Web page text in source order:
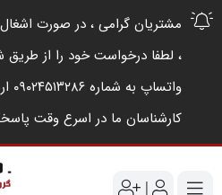
مشتریان گرامی ، در صورت
، لطفا درخواست خود را از طریق
کارشناسان ما در اسرع وقت
|